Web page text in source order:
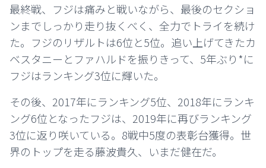
最終戦、フジは痛みと戦いながら、最後のセクショ
ンまでしっかり走り抜くべく、全力でトライを続け
た。フジのリザルトは6位と5位。追い上げてきたカ
ベスタニーとファハルドを振りきって、5年ぶり*に
フジはランキング3位に輝いた。
その後、2017年にランキング5位、2018年にランキ
ング6位となったフジは、2019年に再びランキング
3位に返り咲いている。8戦中5度の表彰台獲得。世
界のトップを走る藤波貴久、いまだ健在だ。